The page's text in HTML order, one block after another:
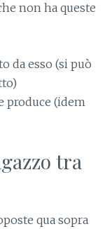
non ha queste
da esso (si può
produce (idem
tra
qua sopra